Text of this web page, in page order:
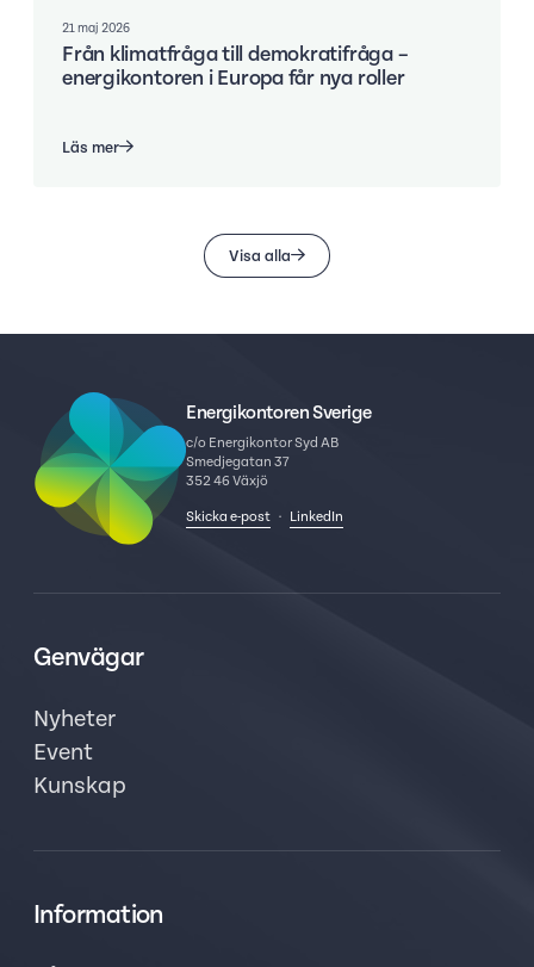
21 maj 2026
Från klimatfråga till demokratifråga –
energikontoren i Europa får nya roller
Läs mer
Visa alla
Energikontoren Sverige
c/o Energikontor Syd AB
Smedjegatan 37
352 46 Växjö
Skicka e-post · LinkedIn
Genvägar
Nyheter
Event
Kunskap
Information